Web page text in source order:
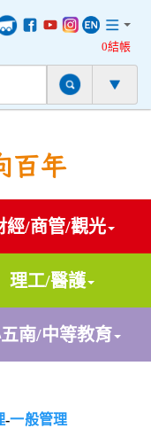
0結帳
百年
經/商管/觀光
理工/醫護
南/中等教育
-一般管理